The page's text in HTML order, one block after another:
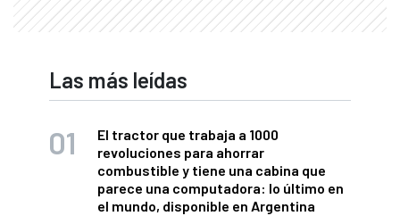
Las más leídas
El tractor que trabaja a 1000
revoluciones para ahorrar
combustible y tiene una cabina que
parece una computadora: lo último en
el mundo, disponible en Argentina